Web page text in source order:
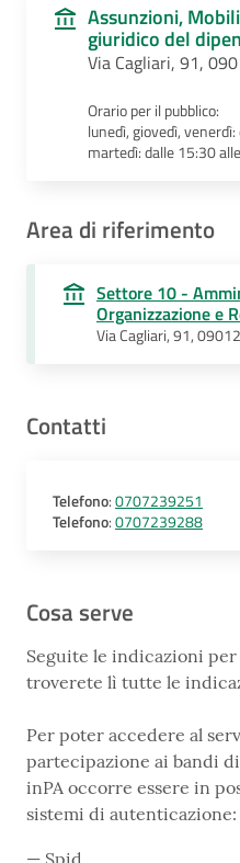
Assunzioni,
giuridico del
Via Cagliari, 91,
Orario per il pubblico:
lunedì, giovedì,
martedì: dalle 15:30
Area di riferimento
Settore 10 -
Organizzazione e
Via Cagliari, 91,
Contatti
Telefono:0707239251
Telefono:0707239288
Cosa serve
Seguite le indicazioni
troverete lì tutte le
Per poter accedere al
partecipazione ai bandi
inPA occorre essere in
sistemi di autenticazione:
Spid